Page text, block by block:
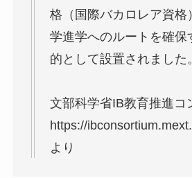
格（国際バカロレア資格
学進学へのルートを確保
的として設置されました。
文部科学省IB教育推進コ
https://
より